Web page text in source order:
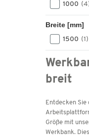
1000
Breite [mm]
1500 (1)
breit
Entdecken Sie
Größe mit
Werkbank.